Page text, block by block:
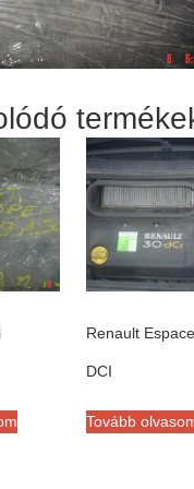
Renault
DCI
Tovább